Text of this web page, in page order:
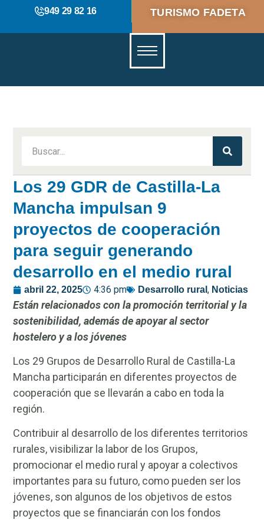
949 29 82 16 TURISMO FADETA
Los 29 GDR de Castilla-La
Mancha impulsan 9
proyectos de cooperación
para seguir generando
desarrollo en el medio rural
abril 22, 2025 4:36 pm Desarrollo rural, Noticias
Están relacionados con la promoción territorial y la
sostenibilidad, además de apoyar al sector
hostelero y a los jóvenes
Los 29 Grupos de Desarrollo Rural de Castilla-La
Mancha participarán en diferentes proyectos de
cooperación que se llevarán a cabo en toda la
región.
Contribuir al desarrollo de los diferentes territorios
rurales, visibilizar la labor de los Grupos,
promocionar el medio rural y apoyar a colectivos
importantes para su futuro, como pueden ser los
jóvenes, son algunos de los objetivos de estos
proyectos que se financiarán con los fondos